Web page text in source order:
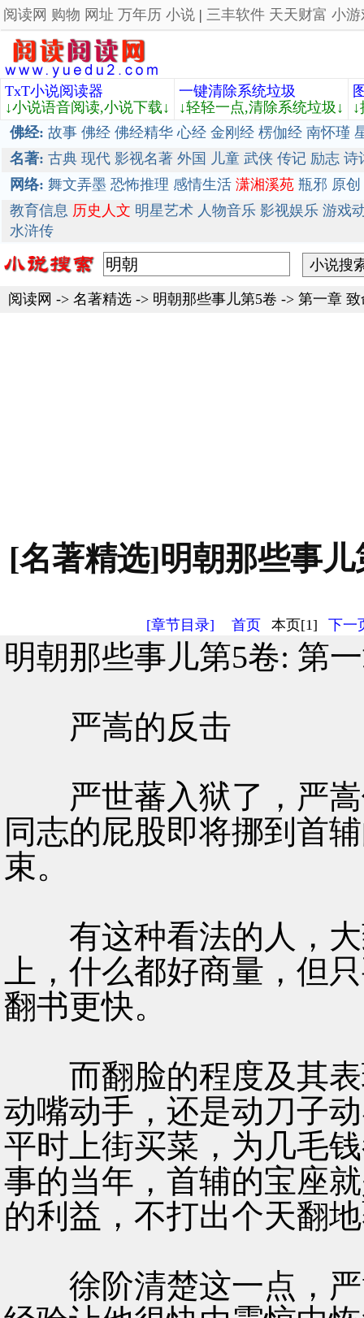
阅读网 购物 网址 万年历 小说 | 三丰软件 天天财富 小游
TxT小说阅读器
↓小说语音阅读,小说下载↓
一键清除系统垃圾
↓轻轻一点,清除系统垃圾↓
佛经: 故事 佛经 佛经精华 心经 金刚经 楞伽经 南怀瑾
名著: 古典 现代 影视名著 外国 儿童 武侠 传记 励志 诗
网络: 舞文弄墨 恐怖推理 感情生活 潇湘溪苑 瓶邪 原创
教育信息 历史人文 明星艺术 人物音乐 影视娱乐 游戏
水浒传
阅读网 -> 名著精选 -> 明朝那些事儿第5卷 -> 第一章
[名著精选]明朝那些事
[章节目录] 首页 本页[1] 下一
明朝那些事儿第5卷: 第
严嵩的反击
严世蕃入狱了，严嵩
同志的屁股即将挪到首
束。
有这种看法的人，大
上，什么都好商量，但
翻书更快。
而翻脸的程度及其表
动嘴动手，还是动刀子
平时上街买菜，为几毛
事的当年，首辅的宝座
的利益，不打出个天翻
徐阶清楚这一点，严